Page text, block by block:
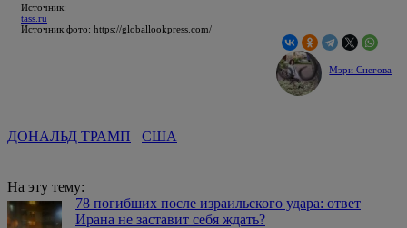
Источник:
tass.ru
Источник фото: https://globallookpress.com/
Мэри Снегова
ДОНАЛЬД ТРАМП США
На эту тему:
78 погибших после израильского удара: ответ
Ирана не заставит себя ждать?